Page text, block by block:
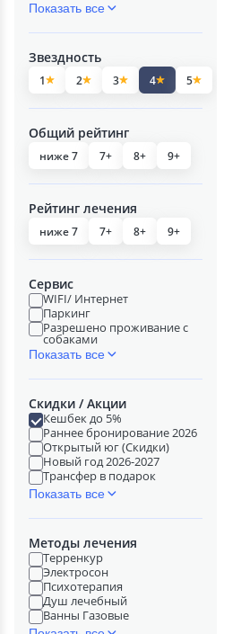
Показать все
Звездность
1 2 3 4 5
Общий рейтинг
ниже 7 7+ 8+ 9+
Рейтинг лечения
ниже 7 7+ 8+ 9+
Сервис
WIFI/ Интернет
Паркинг
Разрешено проживание с
собаками
Показать все
Скидки / Акции
Кешбек до 5%
Раннее бронирование 2026
Открытый юг (Скидки)
Новый год 2026-2027
Трансфер в подарок
Показать все
Методы лечения
Терренкур
Электросон
Психотерапия
Душ лечебный
Ванны Газовые